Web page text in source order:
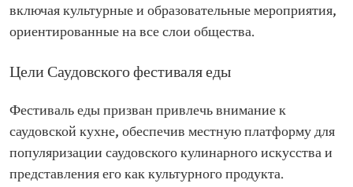
включая культурные и образовательные мероприятия,
ориентированные на все слои общества.
Цели Саудовского фестиваля еды
Фестиваль еды призван привлечь внимание к
саудовской кухне, обеспечив местную платформу для
популяризации саудовского кулинарного искусства и
представления его как культурного продукта.